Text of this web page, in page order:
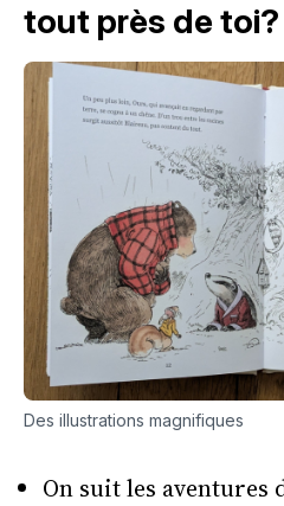
tout près de toi?
Des illustrations magnifiques
On suit les aventures